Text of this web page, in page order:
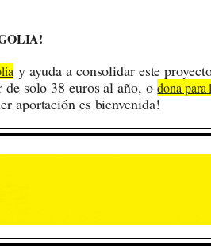
y ayuda a consolidar este
de solo 38 euros al año, odona para
aportación es bienvenida!